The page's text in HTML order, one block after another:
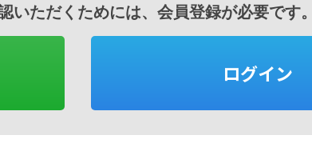
いただくためには、会員登録が必要です。
ログイン